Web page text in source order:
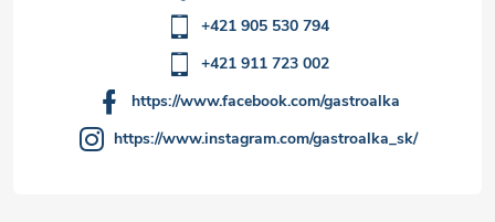
+421 905 530 794
+421 911 723 002
https://www.facebook.com/gastroalka
https://www.instagram.com/gastroalka_sk/